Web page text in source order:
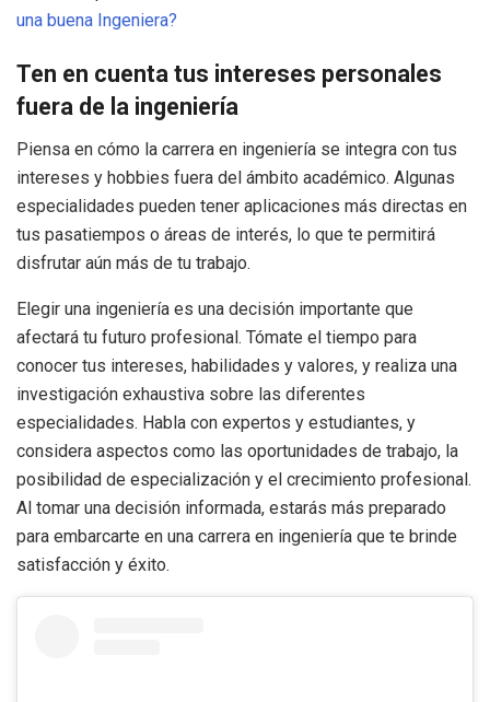
una buena Ingeniera?
Ten en cuenta tus intereses personales
fuera de la ingeniería
Piensa en cómo la carrera en ingeniería se integra con tus
intereses y hobbies fuera del ámbito académico. Algunas
especialidades pueden tener aplicaciones más directas en
tus pasatiempos o áreas de interés, lo que te permitirá
disfrutar aún más de tu trabajo.
Elegir una ingeniería es una decisión importante que
afectará tu futuro profesional. Tómate el tiempo para
conocer tus intereses, habilidades y valores, y realiza una
investigación exhaustiva sobre las diferentes
especialidades. Habla con expertos y estudiantes, y
considera aspectos como las oportunidades de trabajo, la
posibilidad de especialización y el crecimiento profesional.
Al tomar una decisión informada, estarás más preparado
para embarcarte en una carrera en ingeniería que te brinde
satisfacción y éxito.